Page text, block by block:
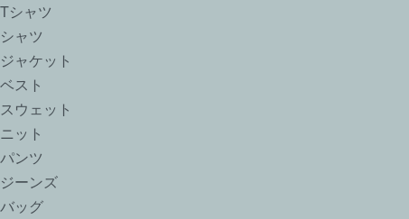
Tシャツ
シャツ
ジャケット
ベスト
スウェット
ニット
パンツ
ジーンズ
バッグ